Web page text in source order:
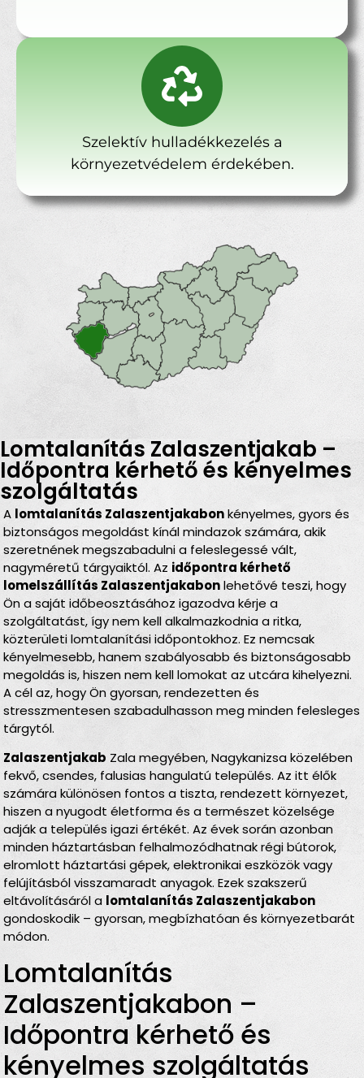
Szelektív hulladékkezelés a
környezetvédelem érdekében.
Lomtalanítás Zalaszentjakab –
Időpontra kérhető és kényelmes
szolgáltatás
A lomtalanítás Zalaszentjakabonkényelmes, gyors és
biztonságos megoldást kínál mindazok számára, akik
szeretnének megszabadulni a feleslegessé vált,
nagyméretű tárgyaiktól. Az időpontra kérhető
lomelszállítás Zalaszentjakabonlehetővé teszi, hogy
Ön a saját időbeosztásához igazodva kérje a
szolgáltatást, így nem kell alkalmazkodnia a ritka,
közterületi lomtalanítási időpontokhoz. Ez nemcsak
kényelmesebb, hanem szabályosabb és biztonságosabb
megoldás is, hiszen nem kell lomokat az utcára kihelyezni.
A cél az, hogy Ön gyorsan, rendezetten és
stresszmentesen szabadulhasson meg minden felesleges
tárgytól.
Zalaszentjakab Zala megyében, Nagykanizsa közelében
fekvő, csendes, falusias hangulatú település. Az itt élők
számára különösen fontos a tiszta, rendezett környezet,
hiszen a nyugodt életforma és a természet közelsége
adják a település igazi értékét. Az évek során azonban
minden háztartásban felhalmozódhatnak régi bútorok,
elromlott háztartási gépek, elektronikai eszközök vagy
felújításból visszamaradt anyagok. Ezek szakszerű
eltávolításáról a lomtalanítás Zalaszentjakabon
gondoskodik – gyorsan, megbízhatóan és környezetbarát
módon.
Lomtalanítás
Zalaszentjakabon –
Időpontra kérhető és
kényelmes szolgáltatás